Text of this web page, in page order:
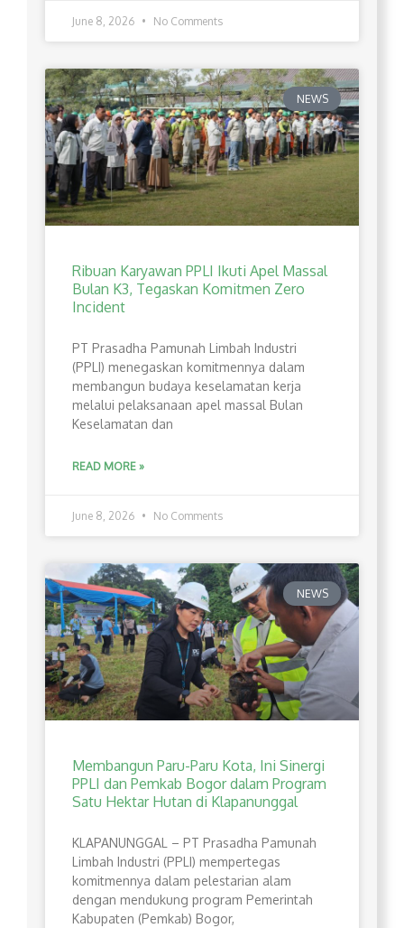
June 8, 2026 No Comments
NEWS
Ribuan Karyawan PPLI Ikuti Apel Massal
Bulan K3, Tegaskan Komitmen Zero
Incident
PT Prasadha Pamunah Limbah Industri
(PPLI) menegaskan komitmennya dalam
membangun budaya keselamatan kerja
melalui pelaksanaan apel massal Bulan
Keselamatan dan
READ MORE »
June 8, 2026 No Comments
NEWS
Membangun Paru-Paru Kota, Ini Sinergi
PPLI dan Pemkab Bogor dalam Program
Satu Hektar Hutan di Klapanunggal
​KLAPANUNGGAL – PT Prasadha Pamunah
Limbah Industri (PPLI) mempertegas
komitmennya dalam pelestarian alam
dengan mendukung program Pemerintah
Kabupaten (Pemkab) Bogor,